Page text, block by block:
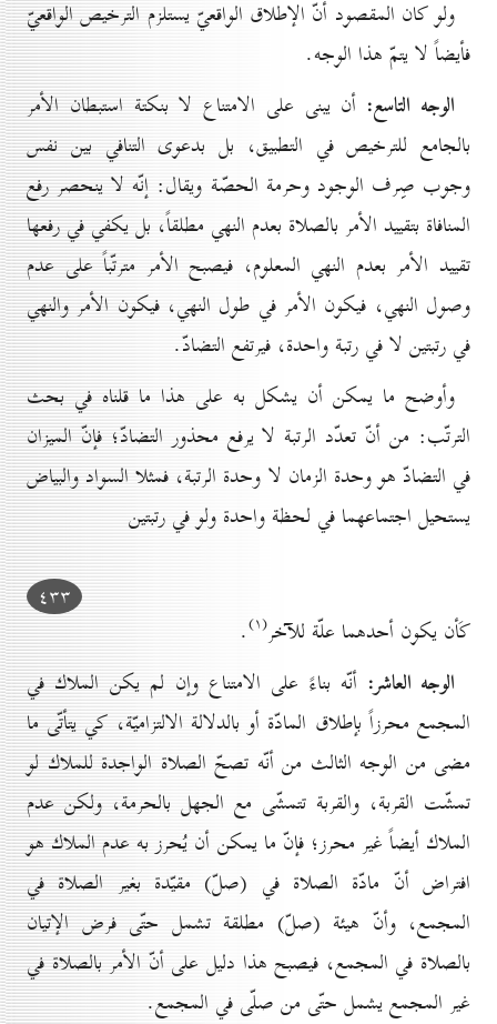
ولو كان المقصود أنّ الإطلاق الواقعيّ يستلزم الترخيص الواقعيّ
فأيضاً لا يتمّ هذا الوجه.
الوجه التاسع: أن يبنى على الامتناع لا بنكتة استبطان الأمر
بالجامع للترخيص في التطبيق، بل بدعوى التنافي بين نفس
وجوب صِرف الوجود وحرمة الحصّة ويقال: إنّه لا ينحصر رفع
المنافاة بتقييد الأمر بالصلاة بعدم النهي مطلقاً، بل يكفي في رفعها
تقييد الأمر بعدم النهي المعلوم، فيصبح الأمر مترتّباً على عدم
وصول النهي، فيكون الأمر في طول النهي، فيكون الأمر والنهي
في رتبتين لا في رتبة واحدة، فيرتفع التضادّ.
وأوضح ما يمكن أن يشكل به على هذا ما قلناه في بحث
الترتّب: من أنّ تعدّد الرتبة لا يرفع محذور التضادّ؛ فإنّ الميزان
في التضادّ هو وحدة الزمان لا وحدة الرتبة، فمثلا السواد والبياض
يستحيل اجتماعهما في لحظة واحدة ولو في رتبتين
٤۳۳
كَأن يكون أحدهما علّة للآخر(۱) .
الوجه العاشر: أنّه بناءً على الامتناع وإن لم يكن الملاك في
المجمع محرزاً بإطلاق المادّة أو بالدلالة الالتزاميّة، كي يتأتّى ما
مضى من الوجه الثالث من أنّه تصحّ الصلاة الواجدة للملاك لو
تمشّت القربة، والقربة تتمشّى مع الجهل بالحرمة، ولكن عدم
الملاك أيضاً غير محرز؛ فإنّ ما يمكن أن يُحرز به عدم الملاك هو
افتراض أنّ مادّة الصلاة في (صلّ) مقيّدة بغير الصلاة في
المجمع، وأنّ هيئة (صلّ) مطلقة تشمل حتّى فرض الإتيان
بالصلاة في المجمع، فيصبح هذا دليل على أنّ الأمر بالصلاة في
غير المجمع يشمل حتّى من صلّى في المجمع.